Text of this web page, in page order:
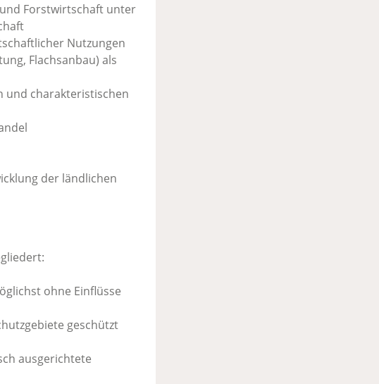
Forstwirtschaft unter
Nutzungen
Flachsanbau) als
und charakteristischen
der ländlichen
ohne Einflüsse
geschützt
ausgerichtete